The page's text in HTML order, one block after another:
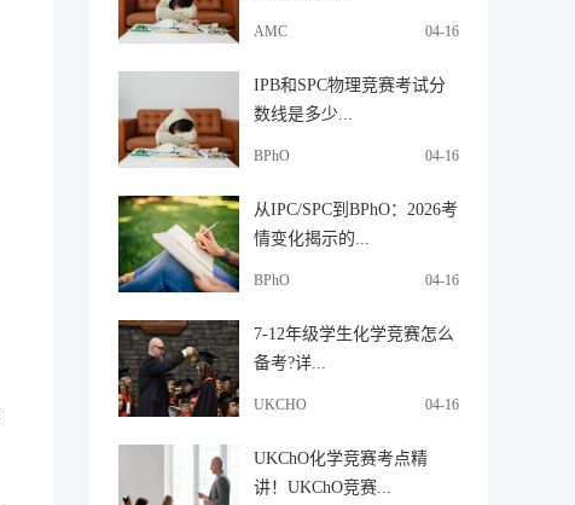
AMC 04-16
IPB和SPC物理竞赛考试分
数线是多少...
BPhO 04-16
从IPC/SPC到BPhO：2026考
情变化揭示的...
BPhO 04-16
7-12年级学生化学竞赛怎么
备考?详...
UKCHO 04-16
UKChO化学竞赛考点精
讲！UKChO竞赛...